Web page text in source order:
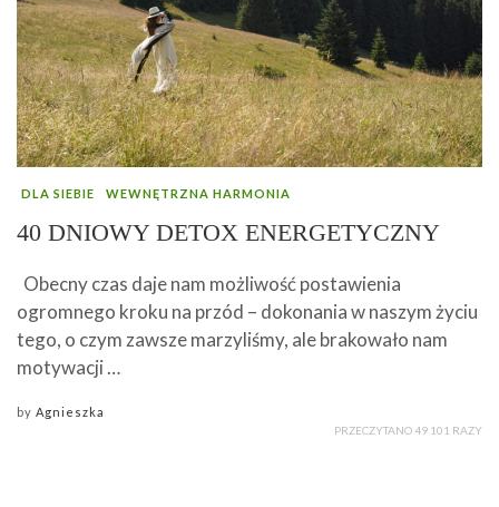
DLA SIEBIE WEWNĘTRZNA HARMONIA
40 DNIOWY DETOX ENERGETYCZNY
Obecny czas daje nam możliwość postawienia
ogromnego kroku na przód – dokonania w naszym życiu
tego, o czym zawsze marzyliśmy, ale brakowało nam
motywacji …
by Agnieszka
PRZECZYTANO 49 101 RAZY